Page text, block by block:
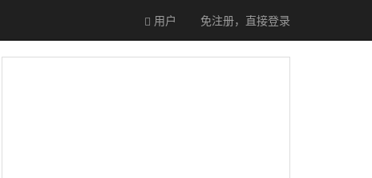
用户 免注册，直接登录